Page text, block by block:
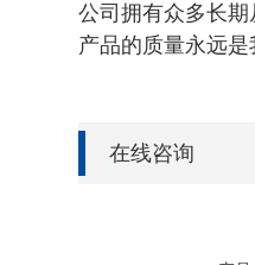
公司拥有众多长
产品的质量永远
在线咨询